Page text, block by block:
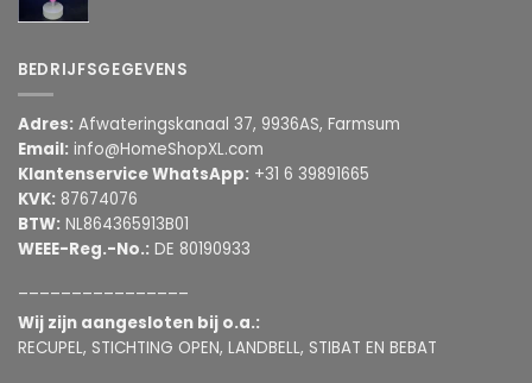
BEDRIJFSGEGEVENS
Adres: Afwateringskanaal 37, 9936AS, Farmsum
Email: info@HomeShopXL.com
Klantenservice WhatsApp: +31 6 39891665
KVK: 87674076
BTW: NL864365913B01
WEEE-Reg.-No.: DE 80190933
Wij zijn aangesloten bij o.a.:
RECUPEL, STICHTING OPEN, LANDBELL, STIBAT EN BEBAT